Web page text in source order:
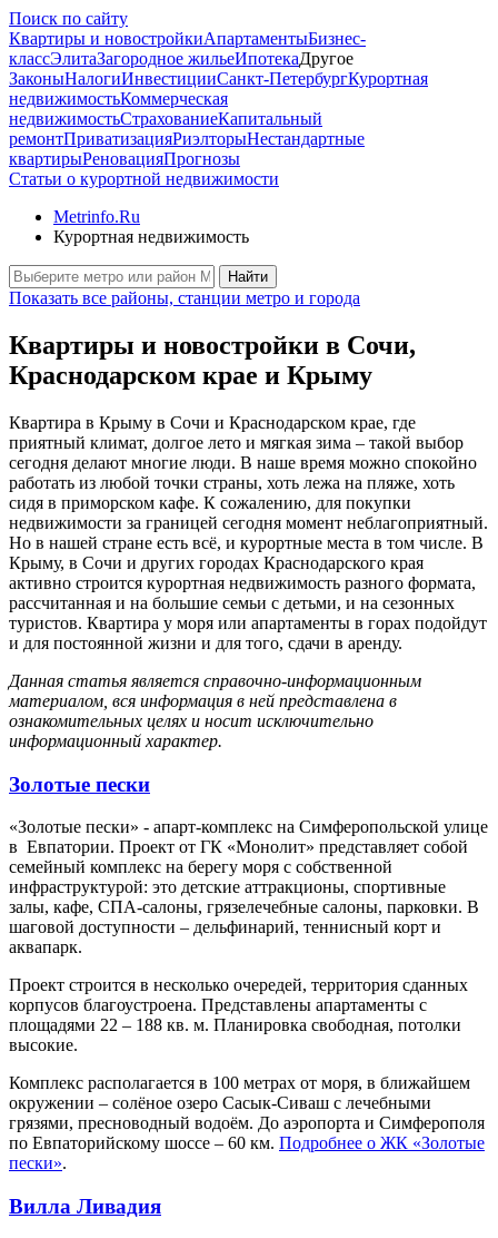
Поиск по сайту
Квартиры и новостройкиАпартаментыБизнес-
классЭлитаЗагородное жильеИпотекаДругое
ЗаконыНалогиИнвестицииСанкт-ПетербургКурортная
недвижимостьКоммерческая
недвижимостьСтрахованиеКапитальный
ремонтПриватизацияРиэлторыНестандартные
квартирыРеновацияПрогнозы
Статьи о курортной недвижимости
Metrinfo.Ru
Курортная недвижимость
Найти
Показать все районы, станции метро и города
Квартиры и новостройки в Сочи,
Краснодарском крае и Крыму
Квартира в Крыму в Сочи и Краснодарском крае, где
приятный климат, долгое лето и мягкая зима – такой выбор
сегодня делают многие люди. В наше время можно спокойно
работать из любой точки страны, хоть лежа на пляже, хоть
сидя в приморском кафе. К сожалению, для покупки
недвижимости за границей сегодня момент неблагоприятный.
Но в нашей стране есть всё, и курортные места в том числе. В
Крыму, в Сочи и других городах Краснодарского края
активно строится курортная недвижимость разного формата,
рассчитанная и на большие семьи с детьми, и на сезонных
туристов. Квартира у моря или апартаменты в горах подойдут
и для постоянной жизни и для того, сдачи в аренду.
Данная статья является справочно-информационным
материалом, вся информация в ней представлена в
ознакомительных целях и носит исключительно
информационный характер.
Золотые пески
«Золотые пески» - апарт-комплекс на Симферопольской улице
в Евпатории. Проект от ГК «Монолит» представляет собой
семейный комплекс на берегу моря с собственной
инфраструктурой: это детские аттракционы, спортивные
залы, кафе, СПА-салоны, грязелечебные салоны, парковки. В
шаговой доступности – дельфинарий, теннисный корт и
аквапарк.
Проект строится в несколько очередей, территория сданных
корпусов благоустроена. Представлены апартаменты с
площадями 22 – 188 кв. м. Планировка свободная, потолки
высокие.
Комплекс располагается в 100 метрах от моря, в ближайшем
окружении – солёное озеро Сасык-Сиваш с лечебными
грязями, пресноводный водоём. До аэропорта и Симферополя
по Евпаторийскому шоссе – 60 км. Подробнее о ЖК «Золотые
пески».
Вилла Ливадия